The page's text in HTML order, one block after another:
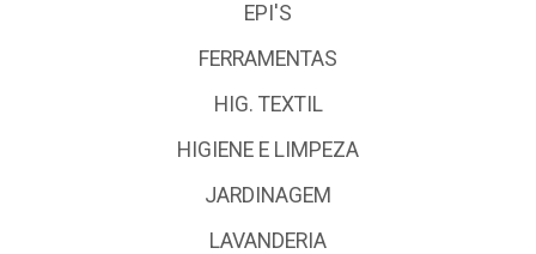
EPI'S
FERRAMENTAS
HIG. TEXTIL
HIGIENE E LIMPEZA
JARDINAGEM
LAVANDERIA